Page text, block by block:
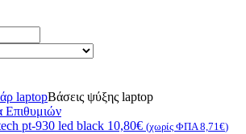
laptopΒάσεις ψύξης laptop
Επιθυμιών
10,80€ (χωρίς ΦΠΑ8,71€)